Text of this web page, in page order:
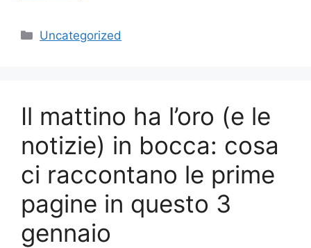
Categories
Uncategorized
Il mattino ha l’oro (e le
notizie) in bocca: cosa
ci raccontano le prime
pagine in questo 3
gennaio